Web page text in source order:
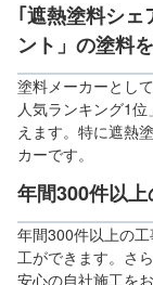
｢遮熱塗料シ
ント」の塗料
塗料メーカーとし
人気ランキング1
えます。特に遮熱
カーです。
年間300件以
年間300件以上の
工ができます。さ
安心の自社施工を